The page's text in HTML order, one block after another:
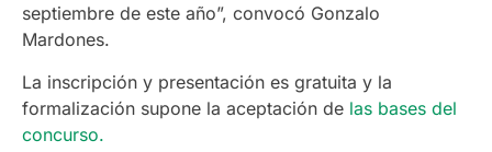
septiembre de este año”, convocó Gonzalo
Mardones.
La inscripción y presentación es gratuita y la
formalización supone la aceptación de las bases del
concurso.